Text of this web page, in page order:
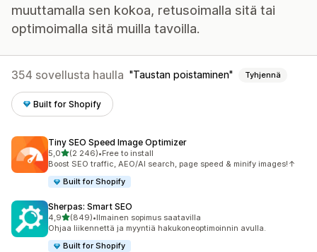
muuttamalla sen kokoa, retusoimalla sitä tai
optimoimalla sitä muilla tavoilla.
354 sovellusta haulla Taustan poistaminen Tyhjennä
Built for Shopify
Tiny SEO Speed Image Optimizer
5,0/ 5 tähteä
(2 246)
2246 arvostelua yhteensä
•Free to install
Boost SEO traffic, AEO/AI search, page speed & minify images!↑
Built for Shopify
Sherpas: Smart SEO
4,9/ 5 tähteä
(849)
849 arvostelua yhteensä
•Ilmainen sopimus saatavilla
Ohjaa liikennettä ja myyntiä hakukoneoptimoinnin avulla.
Built for Shopify